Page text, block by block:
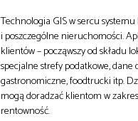
Technologia GIS w sercu
i poszczególne nieruchomości.
klientów – począwszy od składu
specjalne strefy podatkowe,
gastronomiczne, foodtrucki itp.
mogą doradzać klientom w
rentowność.